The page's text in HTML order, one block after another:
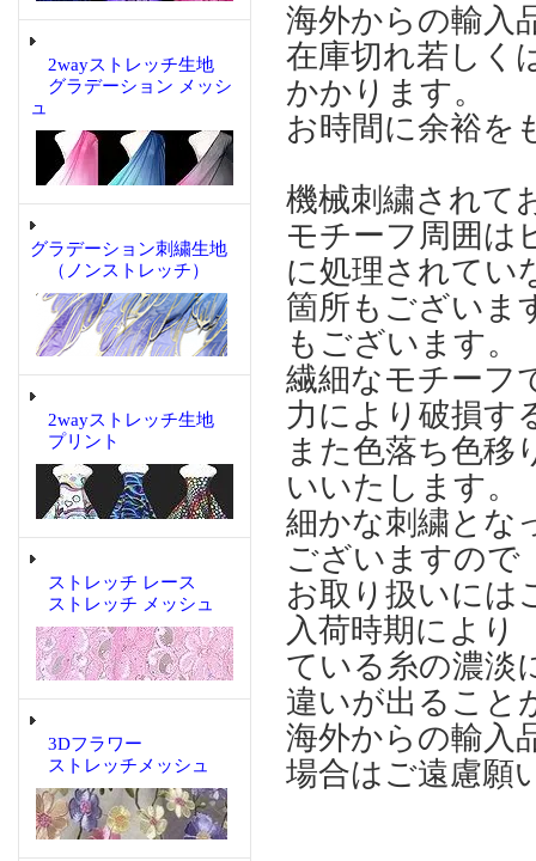
2wayストレッチ生地
グラデーション メッシ
ュ
グラデーション刺繍生地
（ノンストレッチ）
2wayストレッチ生地
プリント
ストレッチ レース
ストレッチ メッシュ
3Dフラワー
ストレッチメッシュ
海外からの輸入
在庫切れ若しく
かかります。
お時間に余裕を
機械刺繍され
モチーフ周囲は
に処理されてい
箇所もございま
もございます。
繊細なモチーフ
力により破損す
また色落ち色移
いいたします。
細かな刺繍とな
ございますので
お取り扱いには
入荷時期により
ている糸の濃淡
違いが出ること
海外からの輸入
場合はご遠慮願